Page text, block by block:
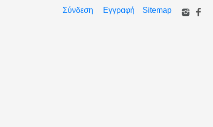
Σύνδεση Εγγραφή Sitemap